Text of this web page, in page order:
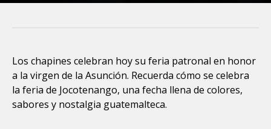
Los chapines celebran hoy su feria patronal en honor
a la virgen de la Asunción. Recuerda cómo se celebra
la feria de Jocotenango, una fecha llena de colores,
sabores y nostalgia guatemalteca.